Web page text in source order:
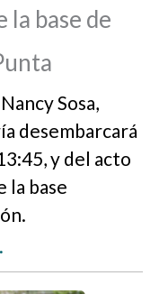
la base de
Sosa,
desembarcará
y del acto
la base